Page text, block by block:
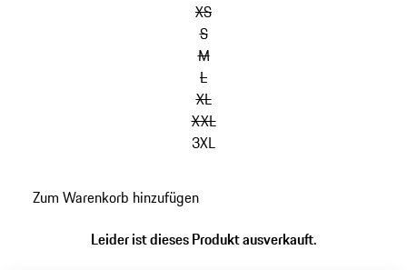
XS
S
M
L
XL
XXL
3XL
zu
Zum Warenkorb hinzufügen
Leider ist dieses Produkt ausverkauft.